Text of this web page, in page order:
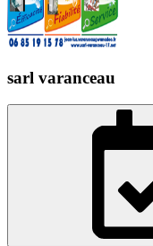
sarl varanceau